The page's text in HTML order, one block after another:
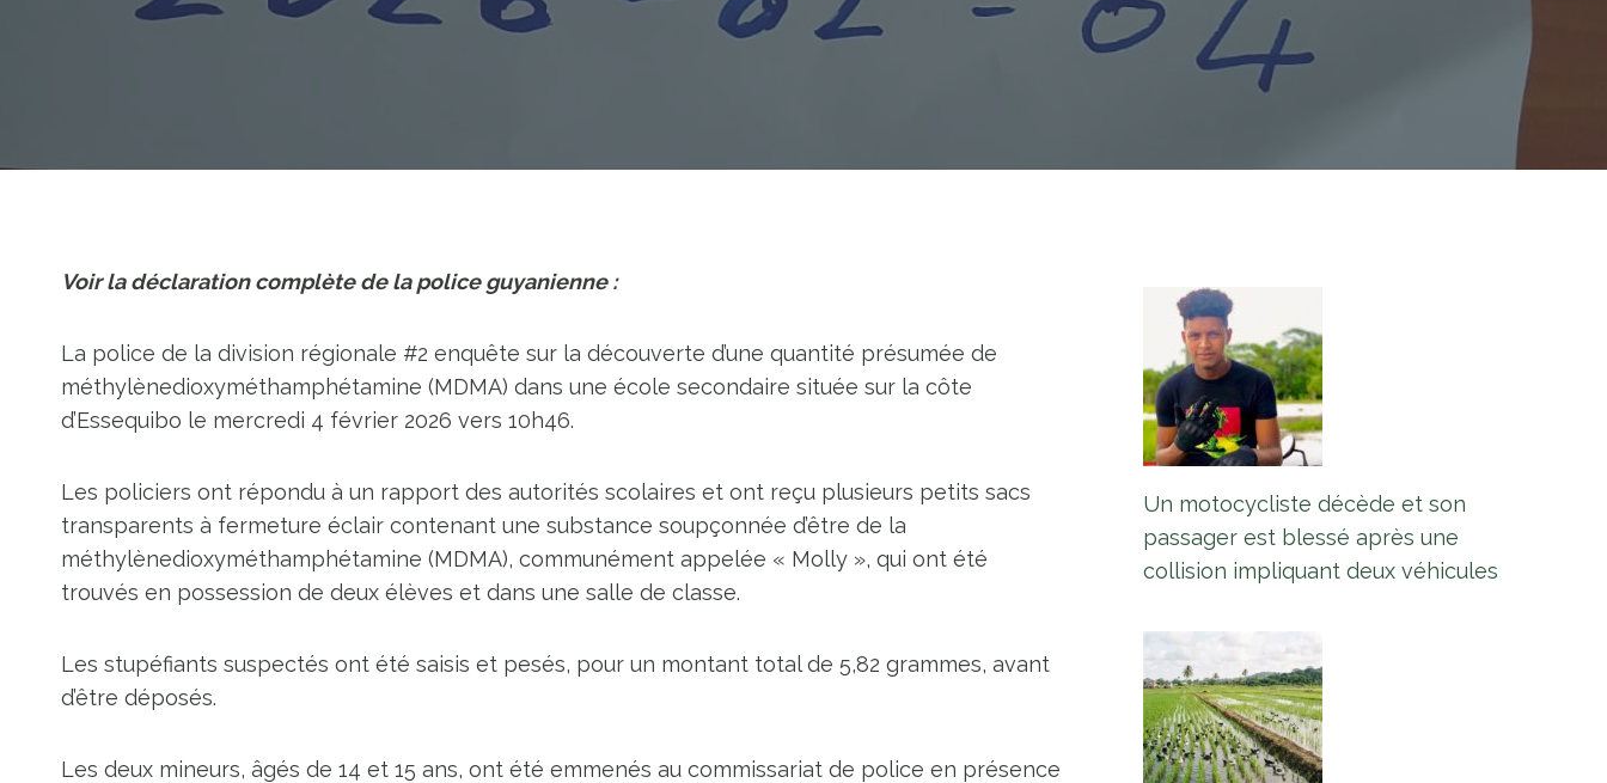
Voir la déclaration complète de la police guyanienne :
La police de la division régionale #2 enquête sur la découverte d’une quantité présumée de
méthylènedioxyméthamphétamine (MDMA) dans une école secondaire située sur la côte
d’Essequibo le mercredi 4 février 2026 vers 10h46.
Les policiers ont répondu à un rapport des autorités scolaires et ont reçu plusieurs petits sacs
transparents à fermeture éclair contenant une substance soupçonnée d’être de la
méthylènedioxyméthamphétamine (MDMA), communément appelée « Molly », qui ont été
trouvés en possession de deux élèves et dans une salle de classe.
Les stupéfiants suspectés ont été saisis et pesés, pour un montant total de 5,82 grammes, avant
d’être déposés.
Les deux mineurs, âgés de 14 et 15 ans, ont été emmenés au commissariat de police en présence
Un motocycliste décède et son
passager est blessé après une
collision impliquant deux véhicules